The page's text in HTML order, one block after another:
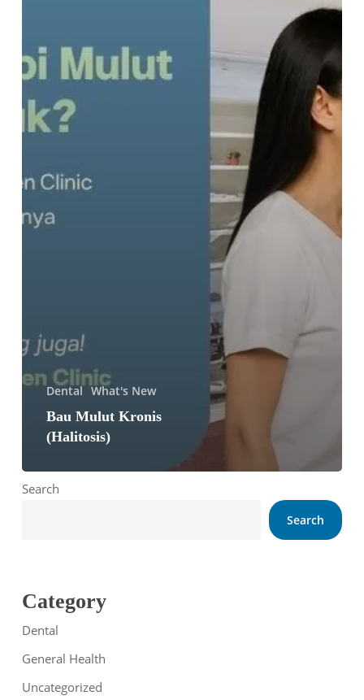
Dental What's New
Bau Mulut Kronis
(Halitosis)
Search
Search
Category
Dental
General Health
Uncategorized